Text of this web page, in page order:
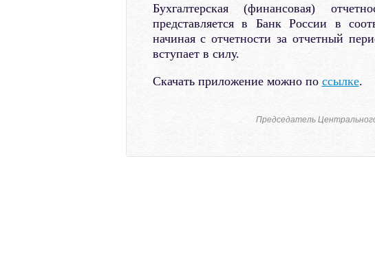
Бухгалтерская (финансовая)
представляется в Банк России в
начиная с отчетности за отчетный
вступает в силу.
Скачать приложение можно по ссылке.
Председатель